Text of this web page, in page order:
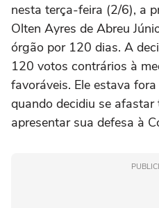
nesta terça-feira (2/6), a
Olten Ayres de Abreu
órgão por 120 dias. A
120 votos contrários à
favoráveis. Ele estava
quando decidiu se
apresentar sua defesa à